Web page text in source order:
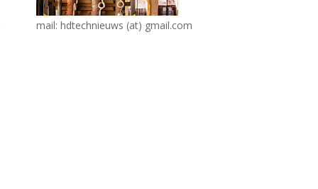
mail: hdtechnieuws (at) gmail.com